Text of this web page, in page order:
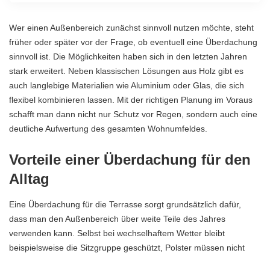
Wer einen Außenbereich zunächst sinnvoll nutzen möchte, steht
früher oder später vor der Frage, ob eventuell eine Überdachung
sinnvoll ist. Die Möglichkeiten haben sich in den letzten Jahren
stark erweitert. Neben klassischen Lösungen aus Holz gibt es
auch langlebige Materialien wie Aluminium oder Glas, die sich
flexibel kombinieren lassen. Mit der richtigen Planung im Voraus
schafft man dann nicht nur Schutz vor Regen, sondern auch eine
deutliche Aufwertung des gesamten Wohnumfeldes.
Vorteile einer Überdachung für den
Alltag
Eine Überdachung für die Terrasse sorgt grundsätzlich dafür,
dass man den Außenbereich über weite Teile des Jahres
verwenden kann. Selbst bei wechselhaftem Wetter bleibt
beispielsweise die Sitzgruppe geschützt, Polster müssen nicht